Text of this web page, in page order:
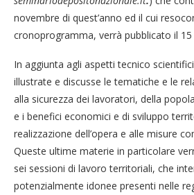
novembre di quest’anno ed il cui
cronoprogramma, verrà pubblicato il
In aggiunta agli aspetti tecnico
illustrate e discusse le tematiche e le
alla sicurezza dei lavoratori, della
e i benefici economici e di sviluppo
realizzazione dell’opera e alle misure
Queste ultime materie in particolare
sei sessioni di lavoro territoriali, che
potenzialmente idonee presenti nelle